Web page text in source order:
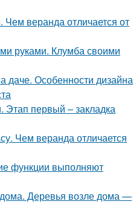
веранда отличается от
руками. Клумба своими
даче. Особенности дизайна
первый – закладка
Чем веранда отличается
функции выполняют
Деревья возле дома —